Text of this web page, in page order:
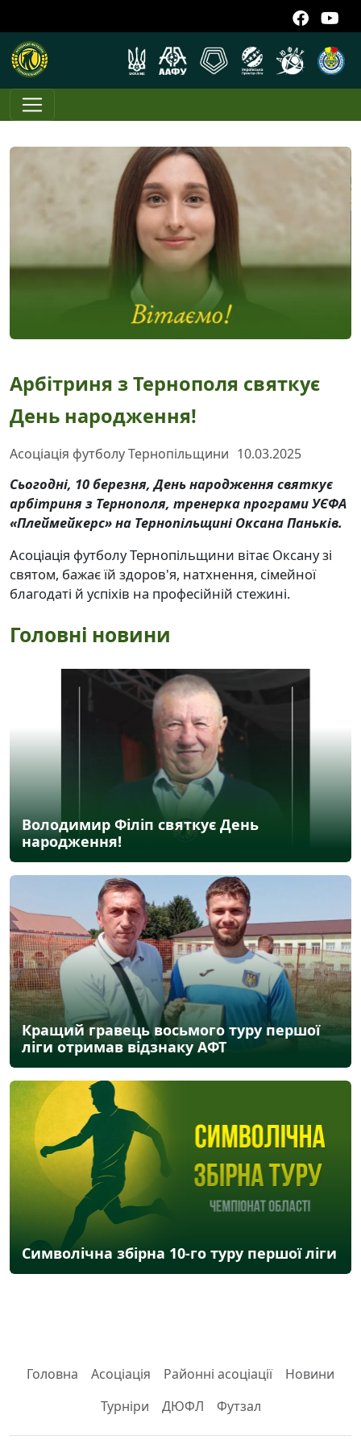
Арбітриня з Тернополя святкує
День народження!
Асоціація футболу Тернопільщини 10.03.2025
Сьогодні, 10 березня, День народження святкує
арбітриня з Тернополя, тренерка програми УЄФА
«Плеймейкерс» на Тернопільщині Оксана Паньків.
Асоціація футболу Тернопільщини вітає Оксану зі
святом, бажає їй здоров'я, натхнення, сімейної
благодаті й успіхів на професійній стежині.
Головні новини
Володимир Філіп святкує День
народження!
Кращий гравець восьмого туру першої
ліги отримав відзнаку АФТ
Символічна збірна 10-го туру першої ліги
Головна Асоціація Районні асоціації
Новини
Турніри
ДЮФЛ Футзал